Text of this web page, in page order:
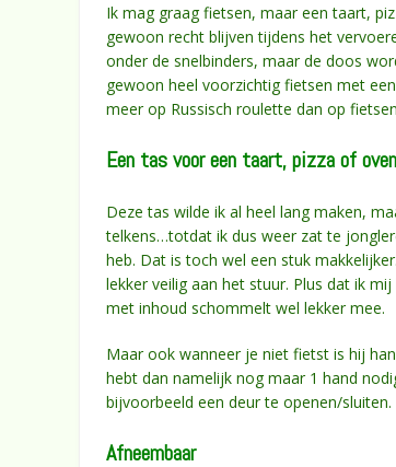
Ik mag graag fietsen, maar een taart,
gewoon recht blijven tijdens het
onder de snelbinders, maar de doos
gewoon heel voorzichtig fietsen met
meer op Russisch roulette dan op
Een tas voor een taart, pizza of
Deze tas wilde ik al heel lang maken,
telkens…totdat ik dus weer zat te
heb. Dat is toch wel een stuk
lekker veilig aan het stuur. Plus dat ik
met inhoud schommelt wel lekker mee.
Maar ook wanneer je niet fietst is hij
hebt dan namelijk nog maar 1 hand
bijvoorbeeld een deur te openen/sluiten.
Afneembaar